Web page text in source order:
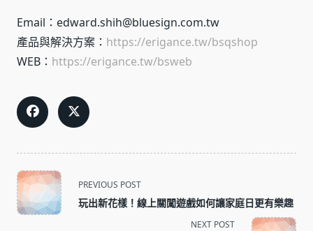
Email：edward.shih@bluesign.com.tw
產品與解決方案： https://erigance.tw/bsqshop
WEB： https://erigance.tw/bsweb
<span
class="nav-
subtitle
PREVIOUS POST
玩出新花樣！線上關闖遊戲如何讓家庭日更有樂趣
NEXT POST